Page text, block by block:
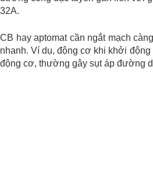
32A.
CB hay aptomat cần ngắt mạch
nhanh. Ví dụ, động cơ khi khởi
động cơ, thường gây sụt áp đường